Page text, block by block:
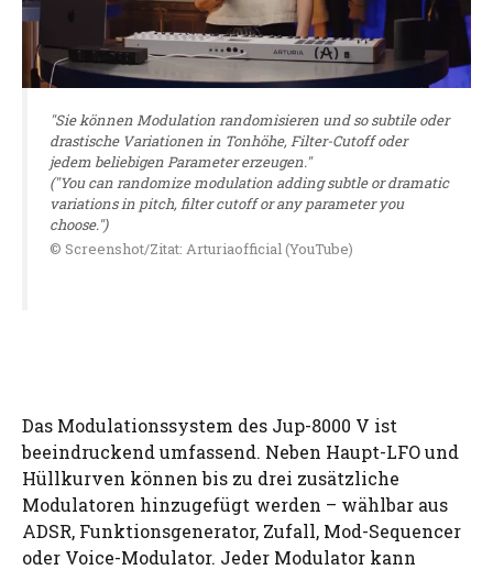
"Sie können Modulation randomisieren und so subtile oder
drastische Variationen in Tonhöhe, Filter-Cutoff oder
jedem beliebigen Parameter erzeugen."
("You can randomize modulation adding subtle or dramatic
variations in pitch, filter cutoff or any parameter you
choose.")
© Screenshot/Zitat: Arturiaofficial (YouTube)
Das Modulationssystem des Jup-8000 V ist
beeindruckend umfassend. Neben Haupt-LFO und
Hüllkurven können bis zu drei zusätzliche
Modulatoren hinzugefügt werden – wählbar aus
ADSR, Funktionsgenerator, Zufall, Mod-Sequencer
oder Voice-Modulator. Jeder Modulator kann